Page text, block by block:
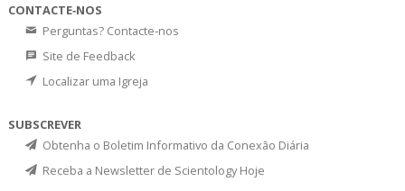
CONTACTE‑NOS
Perguntas? Contacte‑nos
Site de Feedback
Localizar uma Igreja
SUBSCREVER
Obtenha o Boletim Informativo da Conexão Diária
Receba a Newsletter de Scientology Hoje